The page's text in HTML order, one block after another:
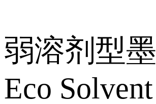
弱溶剂型
Eco